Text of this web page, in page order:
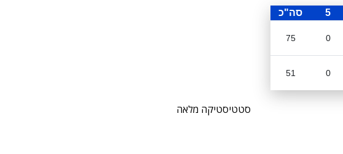
5 סה"כ
0
75
0
51
סטטיסטיקה מלאה